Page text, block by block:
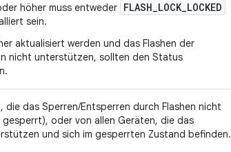
höher muss entweder FLASH_LOCK_LOCKED
sein.
aktualisiert werden und das Flashen der
nicht unterstützen, sollten den Status
das Sperren/Entsperren durch Flashen nicht
oder von allen Geräten, die das
und sich im gesperrten Zustand befinden.